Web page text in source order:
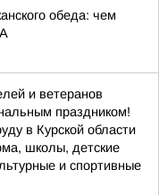
обеда: чем
и ветеранов
праздником!
в Курской области
школы, детские
и спортивные